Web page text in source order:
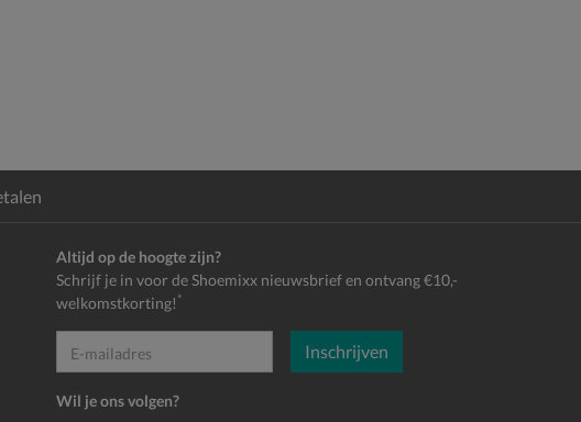
Altijd op de hoogte zijn?
Schrijf je in voor de Shoemixx nieuwsbrief en ontvang €10,-
welkomstkorting! *
E-mailadres Inschrijven
Wil je ons volgen?